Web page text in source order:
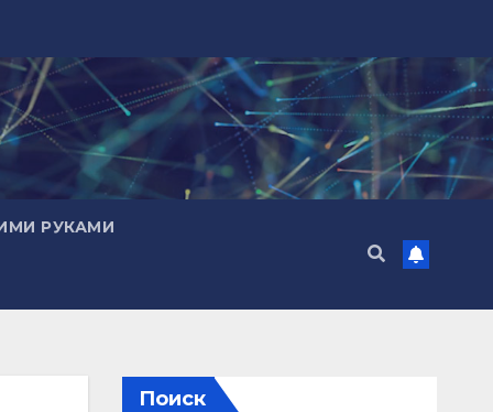
РУКАМИ
Поиск